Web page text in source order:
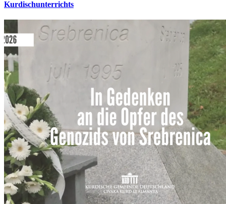
Kurdischunterrichts